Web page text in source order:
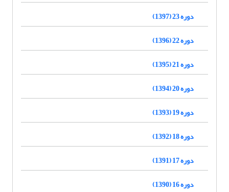
دوره 23 (1397)
دوره 22 (1396)
دوره 21 (1395)
دوره 20 (1394)
دوره 19 (1393)
دوره 18 (1392)
دوره 17 (1391)
دوره 16 (1390)